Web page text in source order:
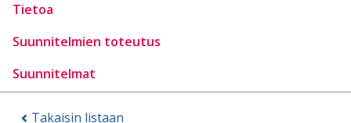
Tietoa
Suunnitelmien toteutus
Suunnitelmat
Takaisin listaan